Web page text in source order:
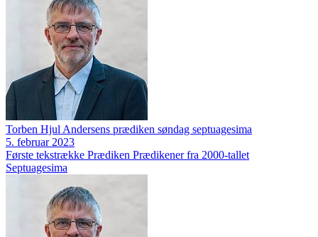
Torben Hjul Andersens prædiken søndag septuagesima
5. februar 2023
Første tekstrække Prædiken Prædikener fra 2000-tallet
Septuagesima